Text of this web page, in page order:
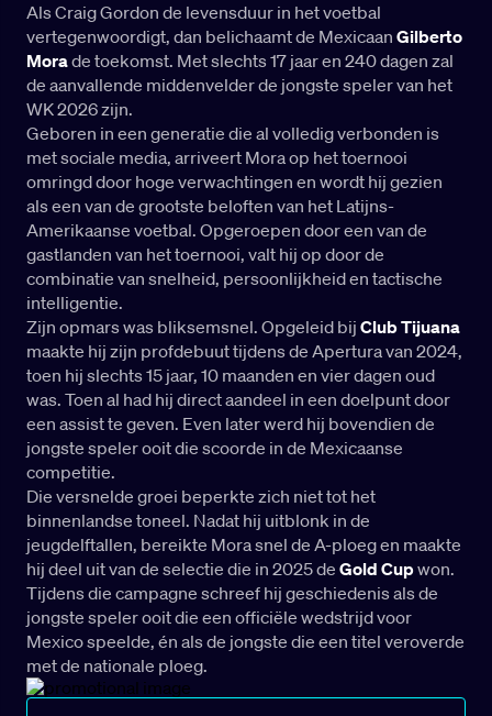
Als Craig Gordon de levensduur in het voetbal
vertegenwoordigt, dan belichaamt de Mexicaan Gilberto
Morade toekomst. Met slechts 17 jaar en 240 dagen zal
de aanvallende middenvelder de jongste speler van het
WK 2026 zijn.
Geboren in een generatie die al volledig verbonden is
met sociale media, arriveert Mora op het toernooi
omringd door hoge verwachtingen en wordt hij gezien
als een van de grootste beloften van het Latijns-
Amerikaanse voetbal. Opgeroepen door een van de
gastlanden van het toernooi, valt hij op door de
combinatie van snelheid, persoonlijkheid en tactische
intelligentie.
Zijn opmars was bliksemsnel. Opgeleid bij Club Tijuana
maakte hij zijn profdebuut tijdens de Apertura van 2024,
toen hij slechts 15 jaar, 10 maanden en vier dagen oud
was. Toen al had hij direct aandeel in een doelpunt door
een assist te geven. Even later werd hij bovendien de
jongste speler ooit die scoorde in de Mexicaanse
competitie.
Die versnelde groei beperkte zich niet tot het
binnenlandse toneel. Nadat hij uitblonk in de
jeugdelftallen, bereikte Mora snel de A-ploeg en maakte
hij deel uit van de selectie die in 2025 de Gold Cupwon.
Tijdens die campagne schreef hij geschiedenis als de
jongste speler ooit die een officiële wedstrijd voor
Mexico speelde, én als de jongste die een titel veroverde
met de nationale ploeg.